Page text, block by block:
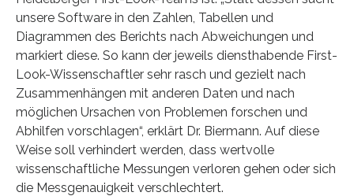
unsere Software in den Zahlen, Tabellen und
Diagrammen des Berichts nach Abweichungen und
markiert diese. So kann der jeweils diensthabende First-
Look-Wissenschaftler sehr rasch und gezielt nach
Zusammenhängen mit anderen Daten und nach
möglichen Ursachen von Problemen forschen und
Abhilfen vorschlagen“, erklärt Dr. Biermann. Auf diese
Weise soll verhindert werden, dass wertvolle
wissenschaftliche Messungen verloren gehen oder sich
die Messgenauigkeit verschlechtert.